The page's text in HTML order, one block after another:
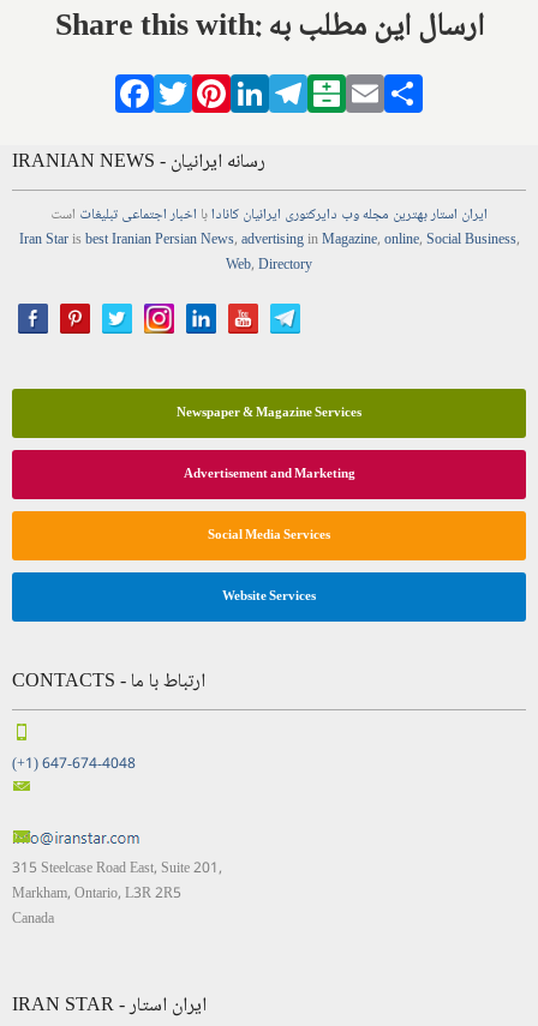
Share this with: ارسال این مطلب به
Facebook
TwitterPinterestLinkedIn
Telegram
Balatarin
Email
IRANIAN NEWS - رسانه ایرانیان
ایران استاربهترین مجلهوب دایرکتوری ایرانیان کانادابا اخباراجتماعیتبلیغات است
Iran Starisbest Iranian PersianNews,advertisinginMagazine,online,Social Business,
Web,Directory
Newspaper & Magazine Services
Advertisement and Marketing
Social Media Services
Website Services
CONTACTS - ارتباط با ما
(+1) 647-674-4048
315 Steelcase Road East, Suite 201,
Markham, Ontario, L3R 2R5
Canada
IRAN STAR - ایران استار